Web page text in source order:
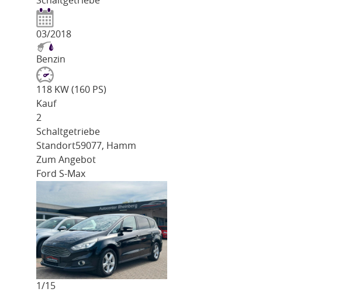
03/2018
Benzin
118 KW (160 PS)
Kauf
2
Schaltgetriebe
Standort59077, Hamm
Zum Angebot
Ford S-Max
1/15